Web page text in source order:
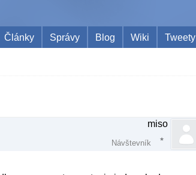
Články Správy Blog Wiki Tweety
miso
Návštevník